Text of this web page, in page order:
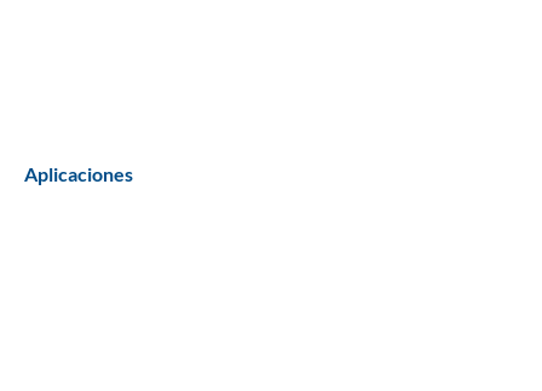
Aplicaciones